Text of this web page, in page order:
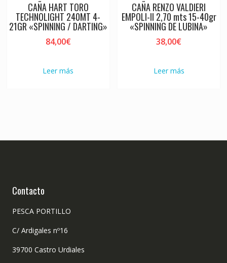
CAÑA HART TORO
TECHNOLIGHT 240MT 4-
21GR «SPINNING / DARTING»
84,00€
Leer más
CAÑA RENZO VALDIERI
EMPOLI-II 2,70 mts 15-40gr
«SPINNING DE LUBINA»
38,00€
Leer más
Contacto
PESCA PORTILLO
C/ Ardigales nº16
39700 Castro Urdiales